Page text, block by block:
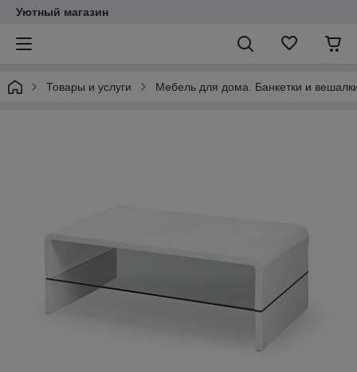
Уютный магазин
Товары и услуги Мебель для дома. Банкетки и